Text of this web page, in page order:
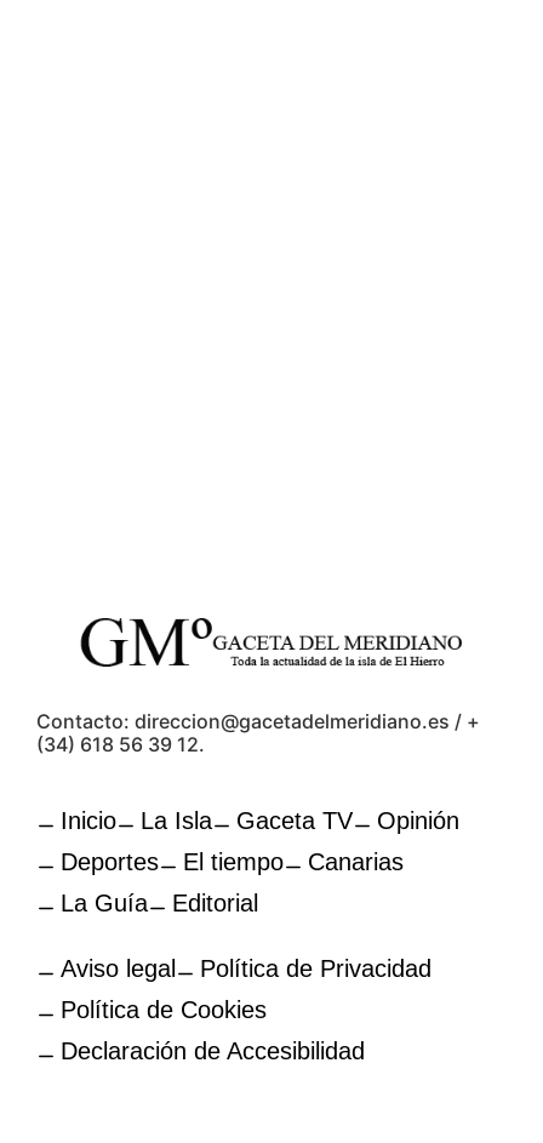
Contacto: direccion@gacetadelmeridiano.es / +
(34) 618 56 39 12.
Inicio La Isla Gaceta TV
Opinión
Deportes
El tiempo
Canarias
La Guía
Editorial
Aviso legal
Política de Privacidad
Política de Cookies
Declaración de Accesibilidad